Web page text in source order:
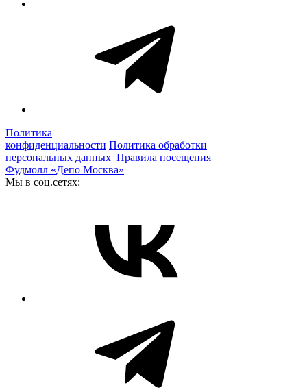
Политика
конфиденциальности Политика обработки
персональных данных Правила посещения
Фудмолл «Депо Москва»
Мы в соц.сетях: